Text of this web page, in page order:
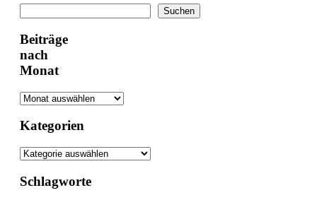
Suchen
Beiträge
nach
Monat
Kategorien
Schlagworte